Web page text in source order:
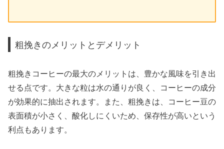
粗挽きのメリットとデメリット
粗挽きコーヒーの最大のメリットは、豊かな風味を引き出
せる点です。大きな粒は水の通りが良く、コーヒーの成分
が効果的に抽出されます。また、粗挽きは、コーヒー豆の
表面積が小さく、酸化しにくいため、保存性が高いという
利点もあります。